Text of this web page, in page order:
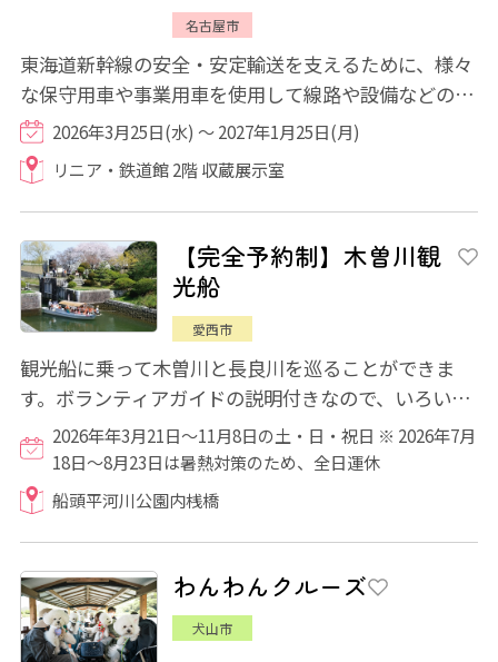
名古屋市
東海道新幹線の安全・安定輸送を支えるために、様々
な保守用車や事業用車を使用して線路や設備などの保
守作業を実施しています。これら保守用車・...
2026年3月25日(水) ～ 2027年1月25日(月)
リニア・鉄道館 2階 収蔵展示室
【完全予約制】木曽川観
光船
愛西市
観光船に乗って木曽川と長良川を巡ることができま
す。ボランティアガイドの説明付きなので、いろいろ
な発見があるかもしれません！！ 乗船希望の...
2026年年3月21日～11月8日の土・日・祝日 ※ 2026年7月
18日～8月23日は暑熱対策のため、全日運休
船頭平河川公園内桟橋
わんわんクルーズ
犬山市